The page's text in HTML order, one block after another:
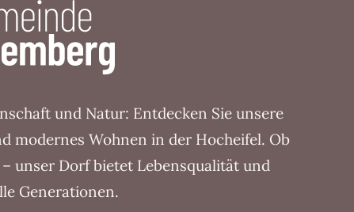
und Natur: Entdecken Sie unsere
modernes Wohnen in der Hocheifel. Ob
unser Dorf bietet Lebensqualität und
Generationen.